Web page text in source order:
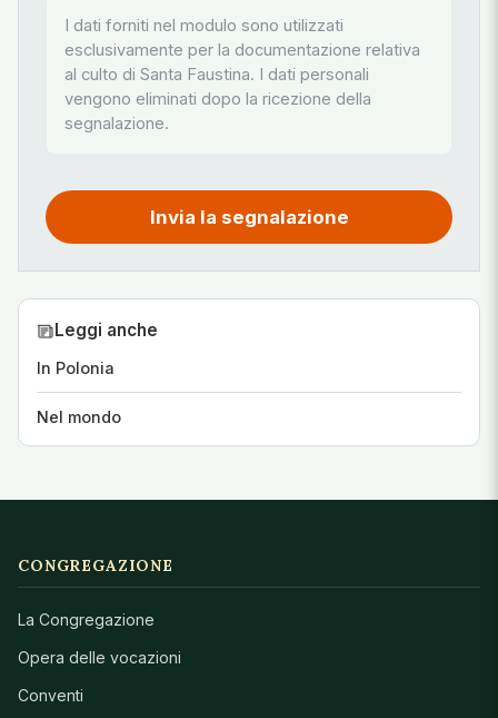
I dati forniti nel modulo sono utilizzati
esclusivamente per la documentazione relativa
al culto di Santa Faustina. I dati personali
vengono eliminati dopo la ricezione della
segnalazione.
Invia la segnalazione
Leggi anche
In Polonia
Nel mondo
CONGREGAZIONE
La Congregazione
Opera delle vocazioni
Conventi